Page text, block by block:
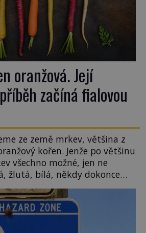
oranžová. Její
začíná fialovou
ze země mrkev, většina z
kořen. Jenže po většinu
všechno možné, jen ne
žlutá, bílá, někdy dokonce
stovkám let pečlivého
zelenina, bez které si českou
představit. Její příběh je